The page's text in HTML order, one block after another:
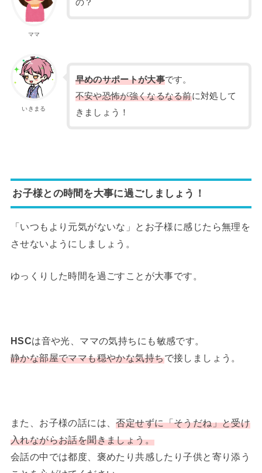
ママ
の？
いきまる
早めのサポートが大事です。
不安や恐怖が強くなるなる前に対処して
きましょう！
お子様との時間を大事に過ごしましょう！
「いつもより元気がないな」とお子様に感じたら無理を
させないようにしましょう。
ゆっくりした時間を過ごすことが大事です。
HSCは音や光、ママの気持ちにも敏感です。
静かな部屋でママも穏やかな気持ちで接しましょう。
また、お子様の話には、否定せずに「そうだね」と受け
入れながらお話を聞きましょう。
会話の中では都度、褒めたり共感したり子供と寄り添う